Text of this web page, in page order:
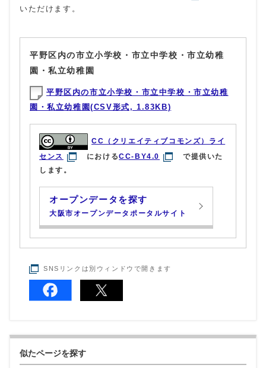
いただけます。
平野区内の市立小学校・市立中学校・市立幼稚
園・私立幼稚園
平野区内の市立小学校・市立中学校・市立幼稚
園・私立幼稚園(CSV形式, 1.83KB)
CC（クリエイティブコモンズ）ライ
センス
におけるCC-BY4.0
で提供いた
します。
オープンデータを探す
大阪市オープンデータポータルサイト
SNSリンクは別ウィンドウで開きます
似たページを探す